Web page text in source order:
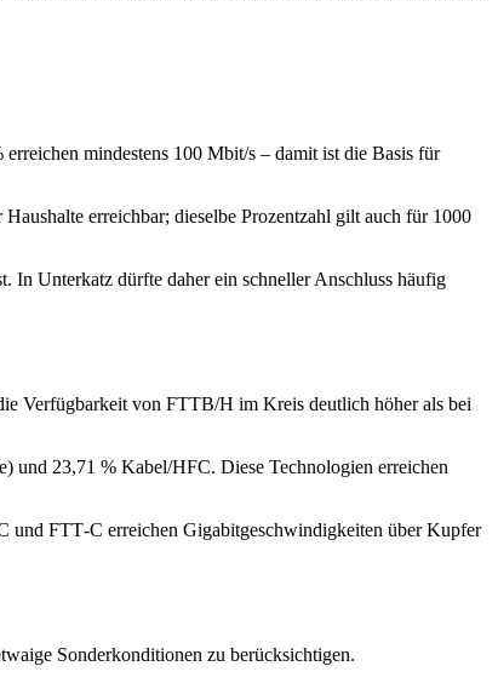
mindestens 100 Mbit/s – damit ist die Basis für
erreichbar; dieselbe Prozentzahl gilt auch für 1000
In Unterkatz dürfte daher ein schneller Anschluss häufig
Verfügbarkeit von FTTB/H im Kreis deutlich höher als bei
und 23,71 % Kabel/HFC. Diese Technologien erreichen
und FTT‑C erreichen Gigabitgeschwindigkeiten über Kupfer
Sonderkonditionen zu berücksichtigen.